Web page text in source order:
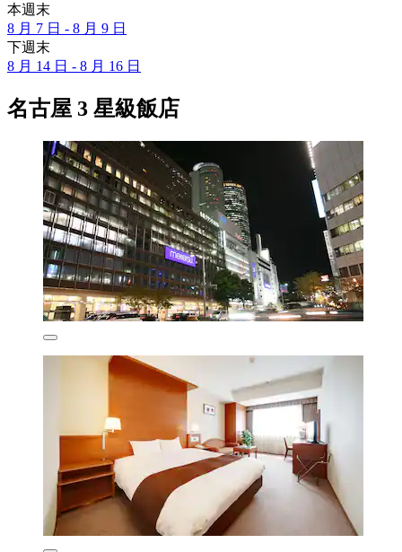
本週末
8 月 7 日 - 8 月 9 日
下週末
8 月 14 日 - 8 月 16 日
名古屋 3 星級飯店